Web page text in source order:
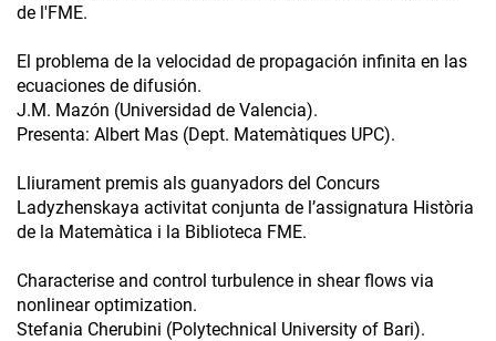
de l'FME.
El problema de la velocidad de propagación infinita en las
ecuaciones de difusión.
J.M. Mazón (Universidad de Valencia).
Presenta: Albert Mas (Dept. Matemàtiques UPC).
Lliurament premis als guanyadors del Concurs
Ladyzhenskaya activitat conjunta de l’assignatura Història
de la Matemàtica i la Biblioteca FME.
Characterise and control turbulence in shear flows via
nonlinear optimization.
Stefania Cherubini (Polytechnical University of Bari).